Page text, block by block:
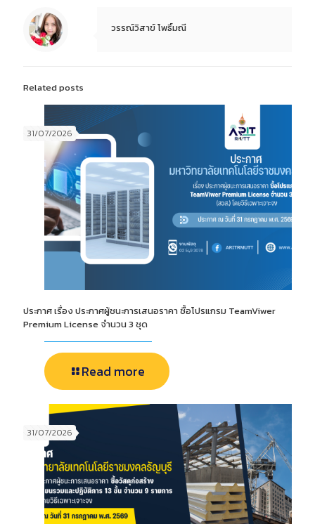
วรรณ์วิสาข์ โพธิ์มณี
Related posts
31/07/2026
ประกาศ เรื่อง ประกาศผู้ชนะการเสนอราคา ซื้อโปรแกรม TeamViwer
Premium License จำนวน 3 ชุด
Read more
31/07/2026